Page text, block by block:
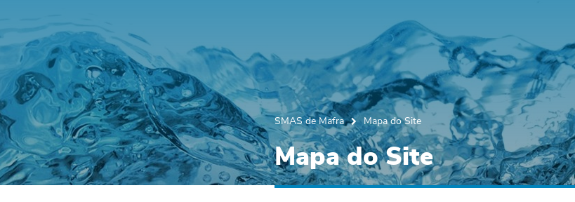
SMAS de Mafra Mapa do Site
Mapa do Site